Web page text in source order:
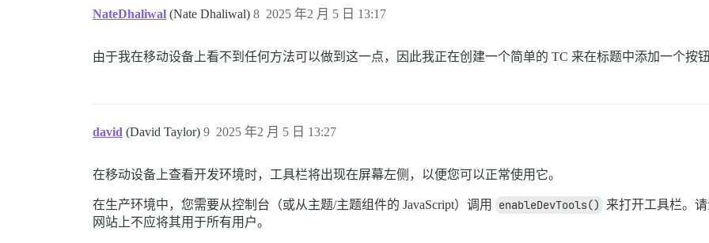
NateDhaliwal (Nate Dhaliwal) 2025 年2 月 5 日 13:17
8
由于我在移动设备上看不到任何方法可以做到这一点，因此我正在创建一个简单的 TC 来在标题中添加一个按
david (David Taylor) 2025 年2 月 5 日 13:27
9
在移动设备上查看开发环境时，工具栏将出现在屏幕左侧，以便您可以正常使用它。
在生产环境中，您需要从控制台（或从主题/主题组件的 JavaScript）调用 enableDevTools()
来打开工具栏。
网站上不应将其用于所有用户。